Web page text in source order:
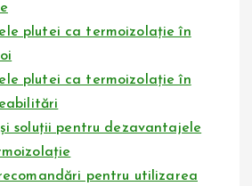
plutei ca termoizolație în
plutei ca termoizolație în
soluții pentru dezavantajele
pentru utilizarea